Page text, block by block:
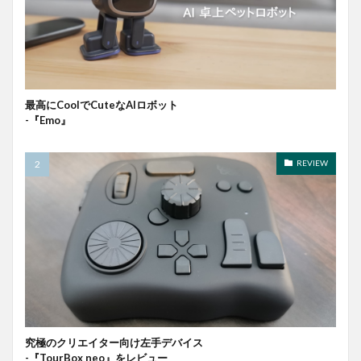
最高にCoolでCuteなAIロボット
-『Emo』
REVIEW
究極のクリエイター向け左手デバイス
-『TourBox neo』をレビュー